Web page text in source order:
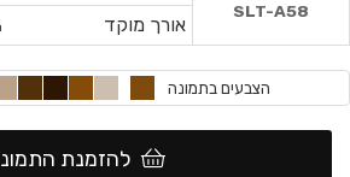
אורך מוקד
SLT-A58
הצבעים בתמונה
להזמנת